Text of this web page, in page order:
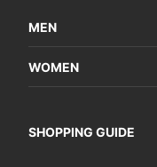
MEN
WOMEN
SHOPPING GUIDE